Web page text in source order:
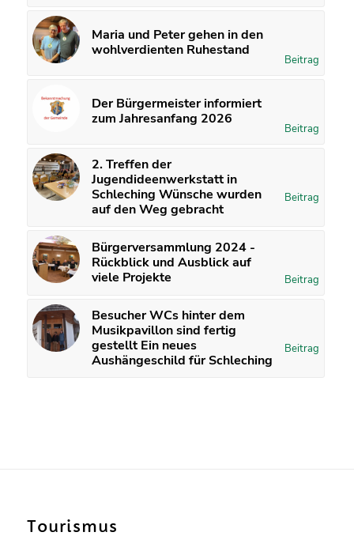
Maria und Peter gehen in den
wohlverdienten Ruhestand
Beitrag
Der Bürgermeister informiert
zum Jahresanfang 2026
Beitrag
2. Treffen der
Jugendideenwerkstatt in
Schleching Wünsche wurden
auf den Weg gebracht
Beitrag
Bürgerversammlung 2024 -
Rückblick und Ausblick auf
viele Projekte
Beitrag
Besucher WCs hinter dem
Musikpavillon sind fertig
gestellt Ein neues
Aushängeschild für Schleching
Beitrag
Tourismus